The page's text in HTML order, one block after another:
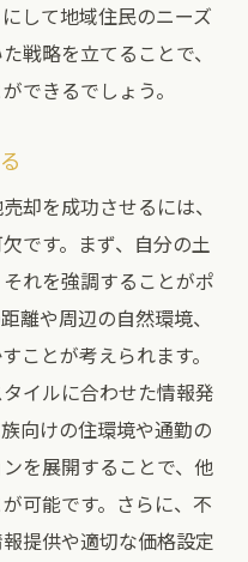
して地域住民のニーズ
戦略を立てることで、
できるでしょう。
却を成功させるには、
です。まず、自分の土
れを強調することがポ
離や周辺の自然環境、
ことが考えられます。
イルに合わせた情報発
向けの住環境や通勤の
を展開することで、他
可能です。さらに、不
提供や適切な価格設定